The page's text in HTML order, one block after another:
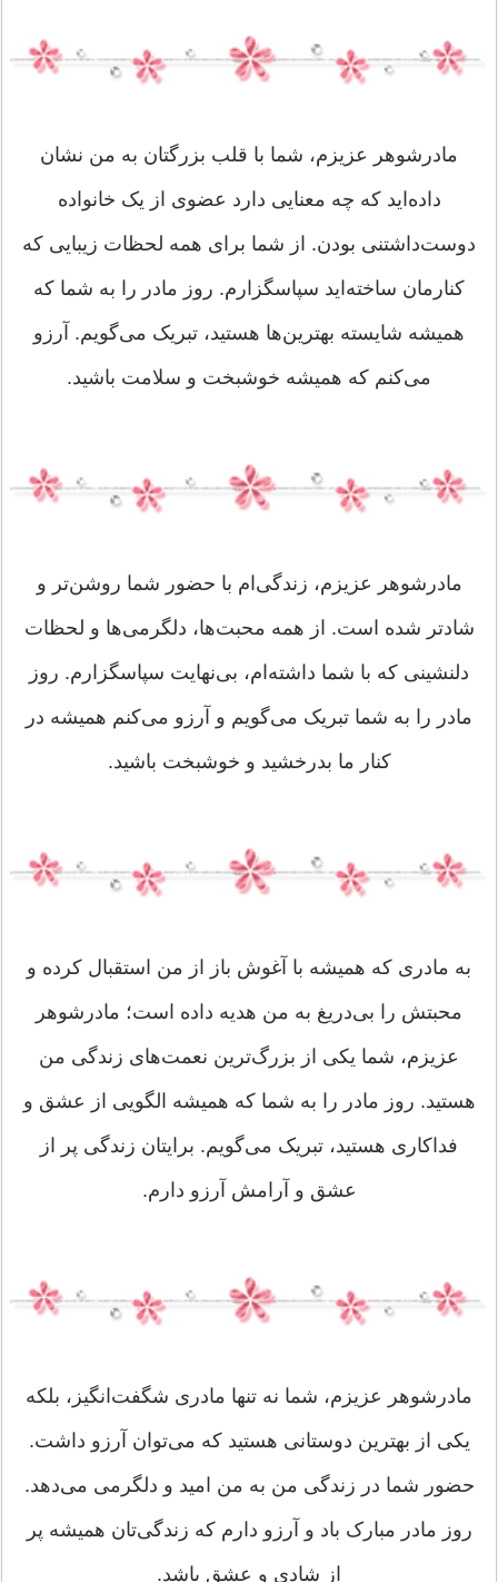
مادرشوهر عزیزم، شما با قلب بزرگتان به من نشان
داده‌اید که چه معنایی دارد عضوی از یک خانواده
دوست‌داشتنی بودن. از شما برای همه لحظات زیبایی که
کنارمان ساخته‌اید سپاسگزارم. روز مادر را به شما که
همیشه شایسته بهترین‌ها هستید، تبریک می‌گویم. آرزو
می‌کنم که همیشه خوشبخت و سلامت باشید.
مادرشوهر عزیزم، زندگی‌ام با حضور شما روشن‌تر و
شادتر شده است. از همه محبت‌ها، دلگرمی‌ها و لحظات
دلنشینی که با شما داشته‌ام، بی‌نهایت سپاسگزارم. روز
مادر را به شما تبریک می‌گویم و آرزو می‌کنم همیشه در
کنار ما بدرخشید و خوشبخت باشید.
به مادری که همیشه با آغوش باز از من استقبال کرده و
محبتش را بی‌دریغ به من هدیه داده است؛ مادرشوهر
عزیزم، شما یکی از بزرگ‌ترین نعمت‌های زندگی من
هستید. روز مادر را به شما که همیشه الگویی از عشق و
فداکاری هستید، تبریک می‌گویم. برایتان زندگی‌ پر از
عشق و آرامش آرزو دارم.
مادرشوهر عزیزم، شما نه تنها مادری شگفت‌انگیز، بلکه
یکی از بهترین دوستانی هستید که می‌توان آرزو داشت.
حضور شما در زندگی من به من امید و دلگرمی می‌دهد.
روز مادر مبارک باد و آرزو دارم که زندگی‌تان همیشه پر
از شادی و عشق باشد.